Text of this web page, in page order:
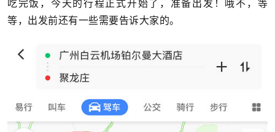
吃完饭，今天的行程正式开始了，准备出发！哦不，等
等，出发前还有一些需要告诉大家的。